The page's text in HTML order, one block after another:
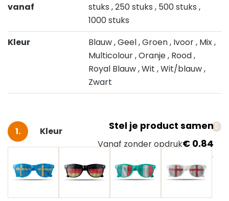
vanaf
stuks , 250 stuks , 500 stuks ,
1000 stuks
Kleur
Blauw, Geel, Groen, Ivoor, Mix,
Multicolour, Oranje, Rood,
Royal Blauw, Wit , Wit/blauw,
Zwart
Stel je product samen
Vanaf zonder opdruk€ 0,84
Selecteer
Kleur